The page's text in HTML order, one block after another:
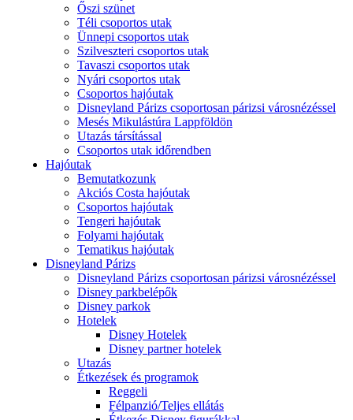
Őszi szünet
Téli csoportos utak
Ünnepi csoportos utak
Szilveszteri csoportos utak
Tavaszi csoportos utak
Nyári csoportos utak
Csoportos hajóutak
Disneyland Párizs csoportosan párizsi városnézéssel
Mesés Mikulástúra Lappföldön
Utazás társítással
Csoportos utak időrendben
Hajóutak
Bemutatkozunk
Akciós Costa hajóutak
Csoportos hajóutak
Tengeri hajóutak
Folyami hajóutak
Tematikus hajóutak
Disneyland Párizs
Disneyland Párizs csoportosan párizsi városnézéssel
Disney parkbelépők
Disney parkok
Hotelek
Disney Hotelek
Disney partner hotelek
Utazás
Étkezések és programok
Reggeli
Félpanzió/Teljes ellátás